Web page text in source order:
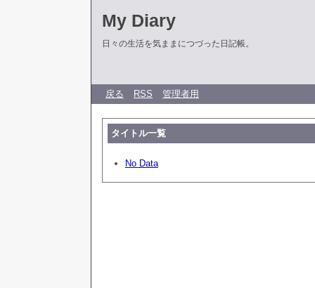
My Diary
日々の生活を気ままにつづった日記帳。
戻る RSS 管理者用
タイトル一覧
No Data